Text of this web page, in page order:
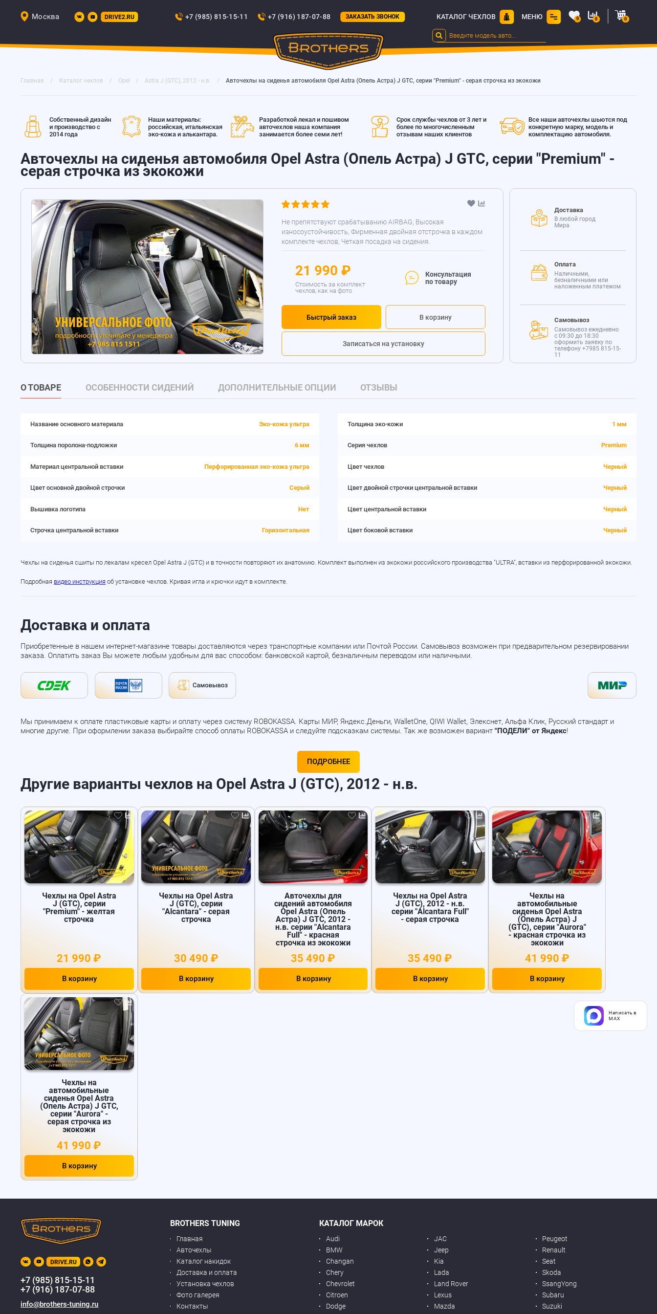
Москва DRIVE2.RU +7 (985) 815-15-11 +7 (916) 187-07-88 ЗАКАЗАТЬ ЗВОНОК КАТАЛОГ ЧЕХЛОВ МЕНЮ 0 0 0
Главная Каталог чехлов Opel Astra J (GTC), 2012 - н.в. Авточехлы на сиденья автомобиля Opel Astra (Опель Астра) J GTC, серии "Premium" - серая строчка из экокожи
Собственный дизайн
и производство с
2014 года
Наши материалы:
российская, итальянская
эко-кожа и алькантара.
Разработкой лекал и пошивом
авточехлов наша компания
занимается более семи лет!
Срок службы чехлов от 3 лет и
более по многочисленным
отзывам наших клиентов
Все наши авточехлы шьются под
конкретную марку, модель и
комплектацию автомобиля.
Авточехлы на сиденья автомобиля Opel Astra (Опель Астра) J GTC, серии "Premium" -
серая строчка из экокожи
Не препятствуют срабатыванию AIRBAG, Высокая
износоустойчивость, Фирменная двойная отстрочка в каждом
комплекте чехлов, Четкая посадка на сидения.
21 990 ₽
Стоимость за комплект
чехлов, как на фото
Консультация
по товару
Быстрый заказ В корзину
Записаться на установку
Доставка
В любой город
Мира
Оплата
Наличными,
безналичными или
наложенным платежом
Самовывоз
Самовывоз ежедневно
с 09:30 до 18:30
оформить заявку по
телефону +7985 815-15-
11
О ТОВАРЕ ОСОБЕННОСТИ СИДЕНИЙ ДОПОЛНИТЕЛЬНЫЕ ОПЦИИ ОТЗЫВЫ
Название основного материала Эко-кожа ультра Толщина эко-кожи 1 мм
Толщина поролона-подложки 6 мм Серия чехлов Premium
Материал центральной вставки Перфорированная эко-кожа ультра Цвет чехлов Черный
Цвет основной двойной строчки Серый Цвет двойной строчки центральной вставки Черный
Вышивка логотипа Нет Цвет центральной вставки Черный
Строчка центральной вставки Горизонтальная Цвет боковой вставки Черный
Чехлы на сиденья сшиты по лекалам кресел Opel Astra J (GTC) и в точности повторяют их анатомию. Комплект выполнен из экокожи российского производства "ULTRA", вставки из перфорированной экокожи.
Подробная видео инструкция об установке чехлов. Кривая игла и крючки идут в комплекте.
Доставка и оплата
Приобретенные в нашем интернет-магазине товары доставляются через транспортные компании или Почтой России. Самовывоз возможен при предварительном резервировании
заказа. Оплатить заказ Вы можете любым удобным для вас способом: банковской картой, безналичным переводом или наличными.
Мы принимаем к оплате пластиковые карты и оплату через систему ROBOKASSA. Карты МИР, Яндекс.Деньги, WalletOne, QIWI Wallet, Элекснет, Альфа Клик, Русский стандарт и
многие другие. При оформлении заказа выбирайте способ оплаты ROBOKASSA и следуйте подсказкам системы. Так же возможен вариант"ПОДЕЛИ" от Яндекс!
ПОДРОБНЕЕ
Другие варианты чехлов на Opel Astra J (GTC), 2012 - н.в.
Чехлы на Opel Astra
J (GTC), серии
"Premium" - желтая
строчка
21 990 ₽
В корзину
Чехлы на Opel Astra
J (GTC), серии
"Alcantara" - серая
строчка
30 490 ₽
В корзину
Авточехлы для
сидений автомобиля
Opel Astra (Опель
Астра) J GTC, 2012 -
н.в. серии "Alcantara
Full" - красная
строчка из экокожи
35 490 ₽
В корзину
Чехлы на Opel Astra
J (GTC), 2012 - н.в.
серии "Alcantara Full"
- серая строчка
35 490 ₽
В корзину
Чехлы на
автомобильные
сиденья Opel Astra
(Опель Астра) J
(GTC), серии "Aurora"
- красная строчка из
экокожи
41 990 ₽
В корзину
Чехлы на
автомобильные
сиденья Opel Astra
(Опель Астра) J GTC,
серии "Aurora" -
серая строчка из
экокожи
41 990 ₽
В корзину
DRIVE.RU
+7 (985) 815-15-11
+7 (916) 187-07-88
info@brothers-tuning.ru
BROTHERS TUNING
Главная
Авточехлы
Каталог накидок
Доставка и оплата
Установка чехлов
Фото галерея
Контакты
КАТАЛОГ МАРОК
Audi
BMW
Changan
Chery
Chevrolet
Citroen
Dodge
JAC
Jeep
Kia
Lada
Land Rover
Lexus
Mazda
Peugeot
Renault
Seat
Skoda
SsangYong
Subaru
Suzuki
Написать в
MAX